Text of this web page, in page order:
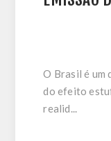
O Brasil é um
do efeito
realid...